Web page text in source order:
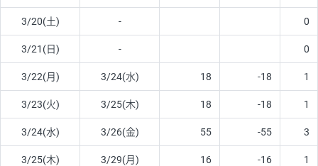
3/20(土) - 0
3/21(日) - 0
3/22(月) 3/24(水) 18 -18 1
3/23(火) 3/25(木) 18 -18 1
3/24(水) 3/26(金) 55 -55 3
3/25(木) 3/29(月) 16 -16 1